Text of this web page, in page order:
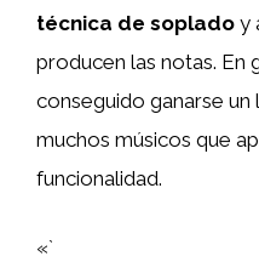
técnica de soplado y
producen las notas. En
conseguido ganarse
muchos músicos que
funcionalidad.
«`